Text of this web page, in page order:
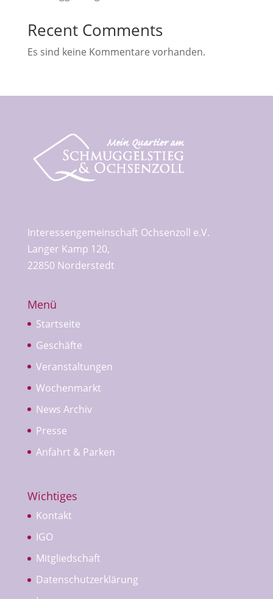
Recent Comments
Es sind keine Kommentare vorhanden.
Interessengemeinschaft Ochsenzoll e.V.
Langer Kamp 120,
22850 Norderstedt
Menü
Startseite
Geschäfte
Veranstaltungen
Wochenmarkt
News Archiv
Presse
Anfahrt & Parken
Wichtiges
Kontakt
IGO
Mitgliedschaft
Datenschutzerklärung